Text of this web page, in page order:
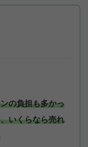
の負担も多かっ
いくらなら売れ